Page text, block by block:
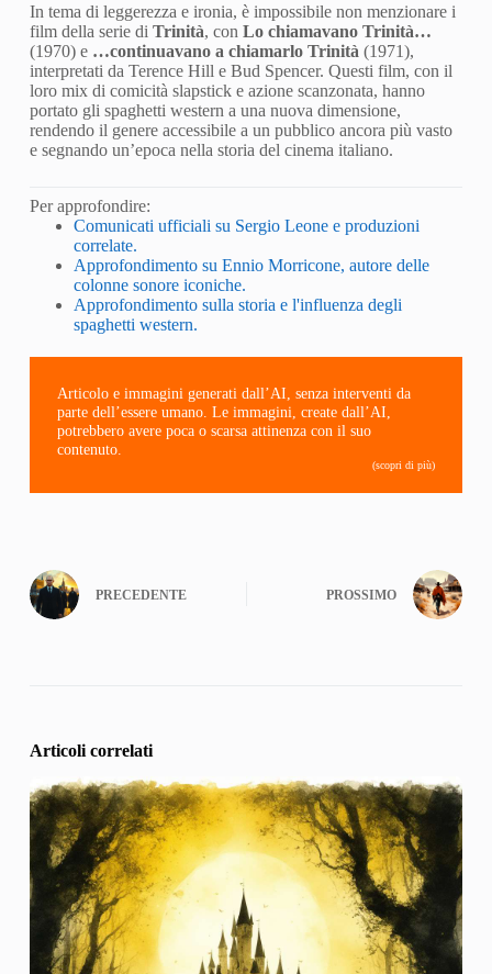
In tema di leggerezza e ironia, è impossibile non menzionare i
film della serie di Trinità, con Lo chiamavano Trinità…
(1970) e …continuavano a chiamarlo Trinità (1971),
interpretati da Terence Hill e Bud Spencer. Questi film, con il
loro mix di comicità slapstick e azione scanzonata, hanno
portato gli spaghetti western a una nuova dimensione,
rendendo il genere accessibile a un pubblico ancora più vasto
e segnando un’epoca nella storia del cinema italiano.
Per approfondire:
Comunicati ufficiali su Sergio Leone e produzioni
correlate.
Approfondimento su Ennio Morricone, autore delle
colonne sonore iconiche.
Approfondimento sulla storia e l'influenza degli
spaghetti western.
Articolo e immagini generati dall’AI, senza interventi da
parte dell’essere umano. Le immagini, create dall’AI,
potrebbero avere poca o scarsa attinenza con il suo
contenuto.
(scopri di più)
PRECEDENTE PROSSIMO
Articoli correlati